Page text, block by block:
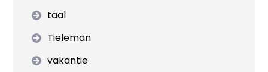
taal
Tieleman
vakantie